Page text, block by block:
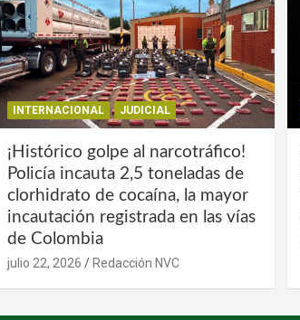
INTERNACIONAL JUDICIAL
¡Histórico golpe al narcotráfico!
Policía incauta 2,5 toneladas de
clorhidrato de cocaína, la mayor
incautación registrada en las vías
de Colombia
julio 22, 2026 Redacción NVC